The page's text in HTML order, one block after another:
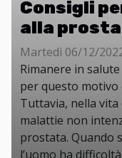
Consigli
alla
Martedì 06/12/
Rimanere in
per questo motivo
Tuttavia, nella
malattie non
prostata. Quando
l’uomo ha